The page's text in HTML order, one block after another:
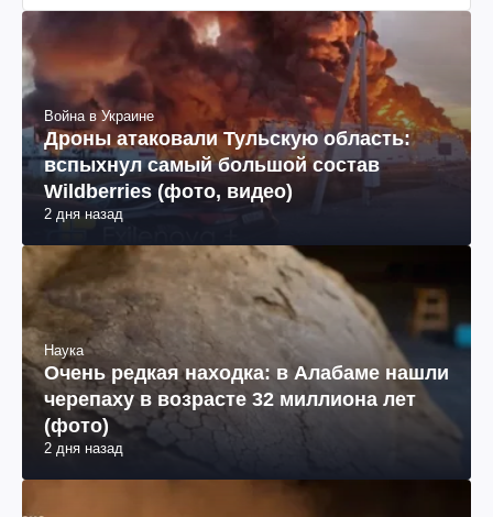
Война в Украине
Дроны атаковали Тульскую область:
вспыхнул самый большой состав
Wildberries (фото, видео)
2 дня назад
Наука
Очень редкая находка: в Алабаме нашли
черепаху в возрасте 32 миллиона лет
(фото)
2 дня назад